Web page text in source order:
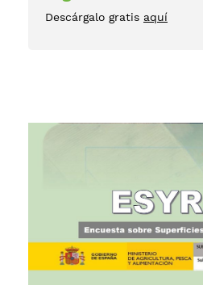
Descárgalo gratis aquí